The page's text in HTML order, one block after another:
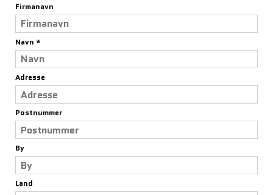
Firmanavn
Navn *
Adresse
Postnummer
By
Land